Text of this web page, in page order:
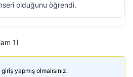
olduğunu öğrendi.
1)
yapmış olmalısınız.